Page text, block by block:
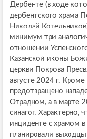
Дербенте (в ходе
дербентского храма
Николай
минимум три
отношении
Казанской иконы
церкви Покрова
августе 2024 г.
предотвращено
Отрадном, а в марте
синагог. Характерно,
инциденте с храмом
планировали выходцы